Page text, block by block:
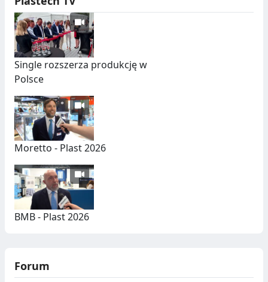
Single rozszerza produkcję w
Polsce
Moretto - Plast 2026
BMB - Plast 2026
Forum